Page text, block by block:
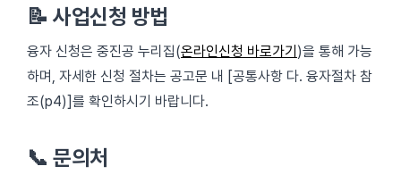
📝 사업신청 방법
융자 신청은 중진공 누리집(온라인신청 바로가기)을 통해 가능
하며, 자세한 신청 절차는 공고문 내 [공통사항 다. 융자절차 참
조(p4)]를 확인하시기 바랍니다.
📞 문의처